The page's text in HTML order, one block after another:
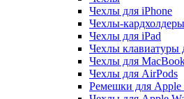
Чехлы для iPhone
Чехлы-кардхолдеры
Чехлы для iPad
Чехлы клавиатуры
Чехлы для
Чехлы для AirPods
Ремешки для Apple